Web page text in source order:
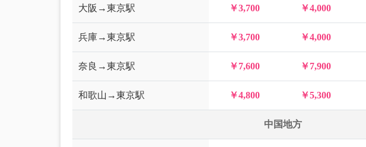
大阪→東京駅 ￥3,700 ￥4,000
兵庫→東京駅 ￥3,700 ￥4,000
奈良→東京駅 ￥7,600 ￥7,900
和歌山→東京駅 ￥4,800 ￥5,300
中国地方